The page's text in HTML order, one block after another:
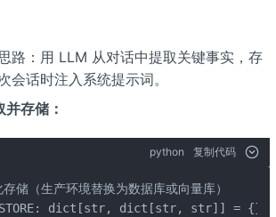
路：用 LLM 从对话中提取关键事实，存
会话时注入系统提示词。
存储：
python 复制代码
储（生产环境替换为数据库或向量库）
dict[str, dict[str, str]] = {}